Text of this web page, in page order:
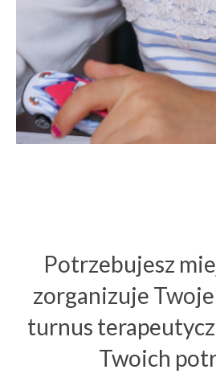
Centrum wsparcia osób z
PPS ASQ
WWRD
oferta dla rodziców
TURNUSY
terapeuci
opinie
KARTY PODARUNKOWE
Potrzebujesz
zorganizuje
turnus
Twoich